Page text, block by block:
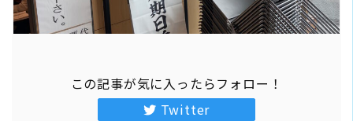
この記事が気に入ったらフォロー！
Twitter